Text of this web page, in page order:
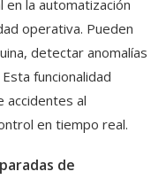
en la automatización
operativa. Pueden
detectar anomalías
funcionalidad
accidentes al
en tiempo real.
de